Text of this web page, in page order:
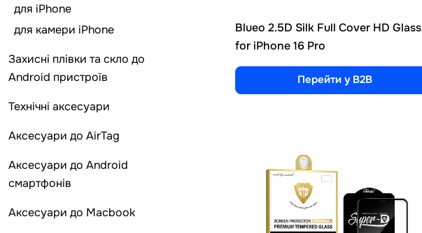
Blueo 2.5D Silk Full Cover HD Glass
for iPhone 16 Pro
Перейти у B2B
для iPhone
для камери iPhone
Захисні плівки та скло до
Android пристроїв
Технічні аксесуари
Аксесуари до AirTag
Аксесуари до Android
смартфонів
Аксесуари до Macbook